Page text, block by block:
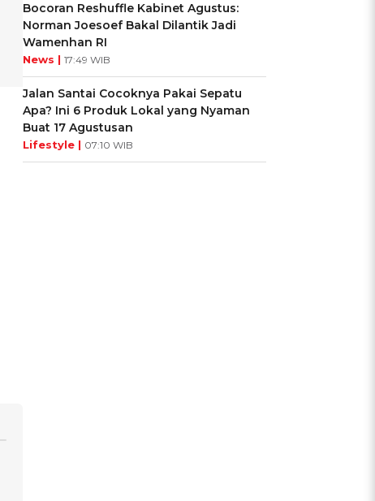
Bocoran Reshuffle Kabinet Agustus:
Norman Joesoef Bakal Dilantik Jadi
Wamenhan RI
News | 17:49 WIB
Jalan Santai Cocoknya Pakai Sepatu
Apa? Ini 6 Produk Lokal yang Nyaman
Buat 17 Agustusan
Lifestyle | 07:10 WIB